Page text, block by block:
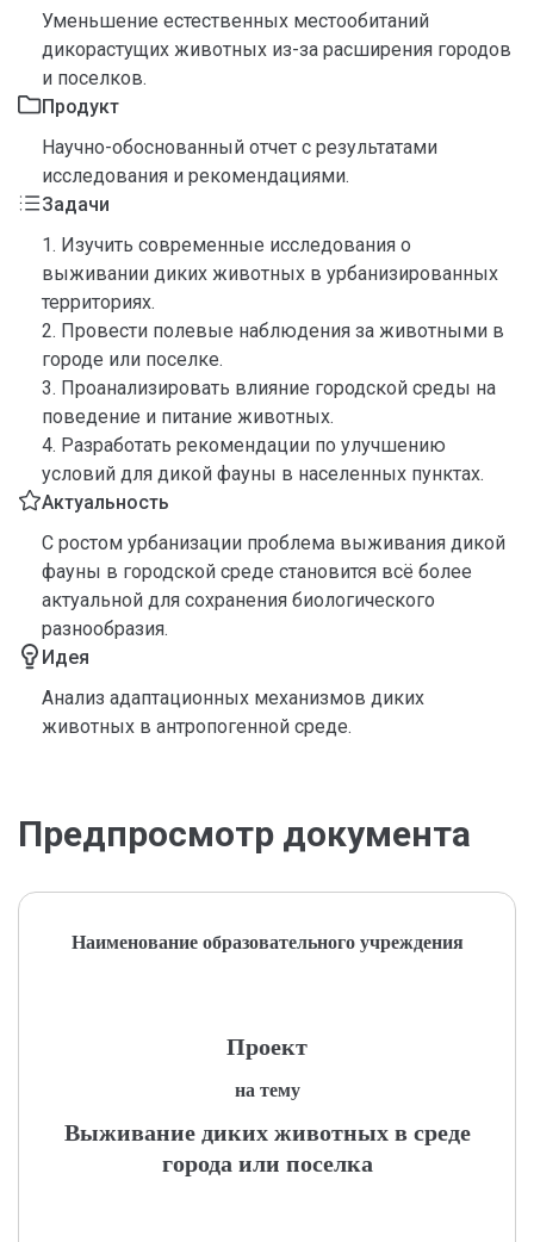
Уменьшение естественных местообитаний
дикорастущих животных из-за расширения городов
и поселков.
Продукт
Научно-обоснованный отчет с результатами
исследования и рекомендациями.
Задачи
1. Изучить современные исследования о
выживании диких животных в урбанизированных
территориях.
2. Провести полевые наблюдения за животными в
городе или поселке.
3. Проанализировать влияние городской среды на
поведение и питание животных.
4. Разработать рекомендации по улучшению
условий для дикой фауны в населенных пунктах.
Актуальность
С ростом урбанизации проблема выживания дикой
фауны в городской среде становится всё более
актуальной для сохранения биологического
разнообразия.
Идея
Анализ адаптационных механизмов диких
животных в антропогенной среде.
Предпросмотр документа
Наименование образовательного учреждения
Проект
на тему
Выживание диких животных в среде
города или поселка